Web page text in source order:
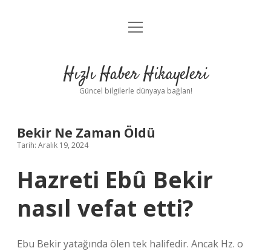
Anasayfa
Yasal Uyarı
menüyü
Hızlı Haber Hikayeleri
Güncel bilgilerle dünyaya bağlan!
Bekir Ne Zaman Öldü
Tarih: Aralık 19, 2024
Hazreti Ebû Bekir
nasıl vefat etti?
Ebu Bekir yatağında ölen tek halifedir. Ancak Hz. o